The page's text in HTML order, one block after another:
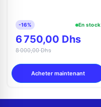
-16% En stock
6 750,00 Dhs
8 000,00 Dhs
Acheter maintenant